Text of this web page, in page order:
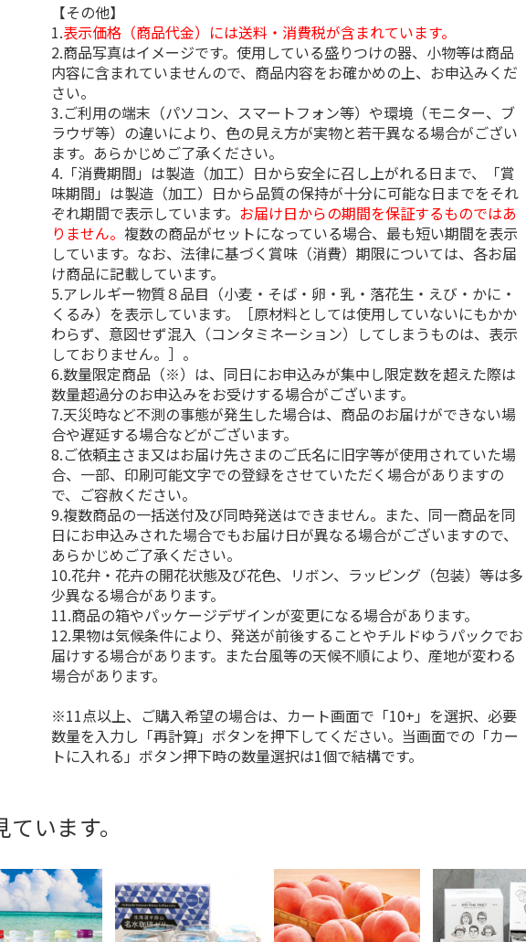
【その他】
1.表示価格（商品代金）には送料・消費税が含まれています。
2.商品写真はイメージです。使用している盛りつけの器、小物等は商品
内容に含まれていませんので、商品内容をお確かめの上、お申込みくだ
さい。
3.ご利用の端末（パソコン、スマートフォン等）や環境（モニター、ブ
ラウザ等）の違いにより、色の見え方が実物と若干異なる場合がござい
ます。あらかじめご了承ください。
4.「消費期間」は製造（加工）日から安全に召し上がれる日まで、「賞
味期間」は製造（加工）日から品質の保持が十分に可能な日までをそれ
ぞれ期間で表示しています。 お届け日からの期間を保証するものではあ
りません。複数の商品がセットになっている場合、最も短い期間を表示
しています。なお、法律に基づく賞味（消費）期限については、各お届
け商品に記載しています。
5.アレルギー物質８品目（小麦・そば・卵・乳・落花生・えび・かに・
くるみ）を表示しています。［原材料としては使用していないにもかか
わらず、意図せず混入（コンタミネーション）してしまうものは、表示
しておりません。］。
6.数量限定商品（※）は、同日にお申込みが集中し限定数を超えた際は
数量超過分のお申込みをお受けする場合がございます。
7.天災時など不測の事態が発生した場合は、商品のお届けができない場
合や遅延する場合などがございます。
8.ご依頼主さま又はお届け先さまのご氏名に旧字等が使用されていた場
合、一部、印刷可能文字での登録をさせていただく場合がありますの
で、ご容赦ください。
9.複数商品の一括送付及び同時発送はできません。また、同一商品を同
日にお申込みされた場合でもお届け日が異なる場合がございますので、
あらかじめご了承ください。
10.花弁・花卉の開花状態及び花色、リボン、ラッピング（包装）等は多
少異なる場合があります。
11.商品の箱やパッケージデザインが変更になる場合があります。
12.果物は気候条件により、発送が前後することやチルドゆうパックでお
届けする場合があります。また台風等の天候不順により、産地が変わる
場合があります。
※11点以上、ご購入希望の場合は、カート画面で「10+」を選択、必要
数量を入力し「再計算」ボタンを押下してください。当画面での「カー
トに入れる」ボタン押下時の数量選択は1個で結構です。
います。